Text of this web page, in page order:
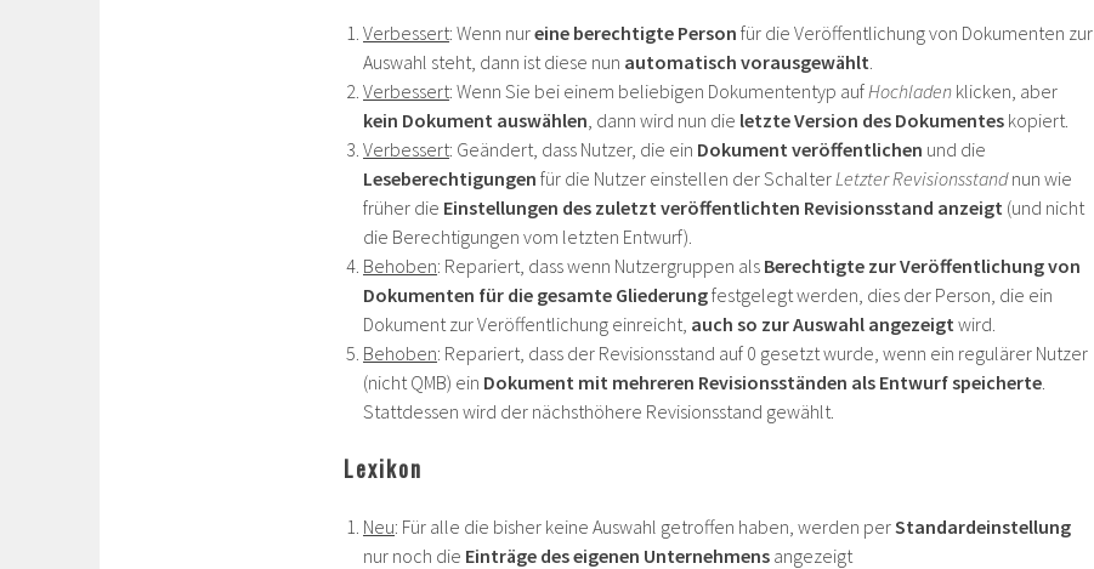
Verbessert: Wenn nureine berechtigte Person für die Veröffentlichung von Dokumenten zur
Auswahl steht, dann ist diese nun automatisch vorausgewählt
Verbessert: Wenn Sie bei einem beliebigen Dokumententyp auf Hochladen klicken, aber
kein Dokument auswählen , dann wird nun die letzte Version des Dokumentes kopiert.
Verbessert: Geändert, dass Nutzer, die ein Dokument veröffentlichen und die
Leseberechtigungen für die Nutzer einstellen der Schalter Letzter Revisionsstandnun wie
früher die Einstellungen des zuletzt veröffentlichten Revisionsstand anzeigt (und nicht
die Berechtigungen vom letzten Entwurf).
Behoben: Repariert, dass wenn Nutzergruppen als Berechtigte zur Veröffentlichung von
Dokumenten für die gesamte Gliederungfestgelegt werden, dies der Person, die ein
Dokument zur Veröffentlichung einreicht, auch so zur Auswahl angezeigt wird.
Behoben: Repariert, dass der Revisionsstand auf 0 gesetzt wurde, wenn ein regulärer Nutzer
(nicht QMB) ein Dokument mit mehreren Revisionsständen als Entwurf speicherte
Stattdessen wird der nächsthöhere Revisionsstand gewählt.
Lexikon
Neu: Für alle die bisher keine Auswahl getroffen haben, werden perStandardeinstellung
nur noch die Einträge des eigenen Unternehmens angezeigt